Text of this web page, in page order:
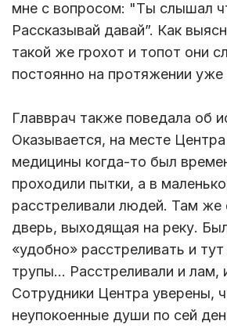
мне с вопросом: "Ты слышал
Рассказывай давай”. Как
такой же грохот и топот они
постоянно на протяжении уже
Главврач также поведала об
Оказывается, на месте
медицины когда-то был
проходили пытки, а в
расстреливали людей. Там же
дверь, выходящая на реку.
«удобно» расстреливать и
трупы… Расстреливали и лам,
Сотрудники Центра уверены,
неупокоенные души по сей